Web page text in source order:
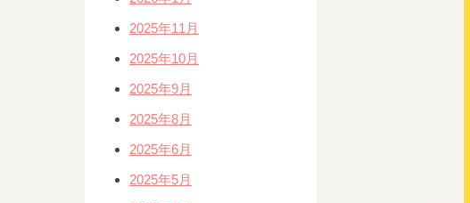
2025年11月
2025年10月
2025年9月
2025年8月
2025年6月
2025年5月